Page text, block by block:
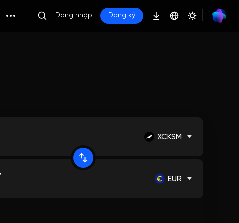
Đăng nhập Đăng ký
XCKSM
EUR